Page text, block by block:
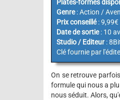
Plates-formes
Genre: Action /
Prix conseillé: 9,99€
Date de sortie: 10
Studio / Editeur :
Clé fournie par
On se retrouve
formule qui nous a
nous séduit. Alors,